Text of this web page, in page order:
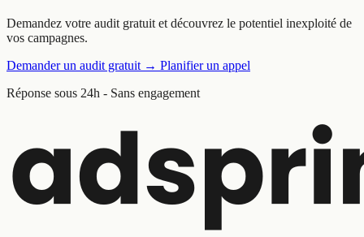
Demandez votre audit gratuit et découvrez le potentiel inexploité de
vos campagnes.
Demander un audit gratuit → Planifier un appel
Réponse sous 24h - Sans engagement